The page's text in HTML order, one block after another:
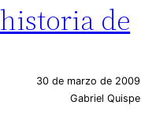
de
30 de marzo de 2009
Gabriel Quispe